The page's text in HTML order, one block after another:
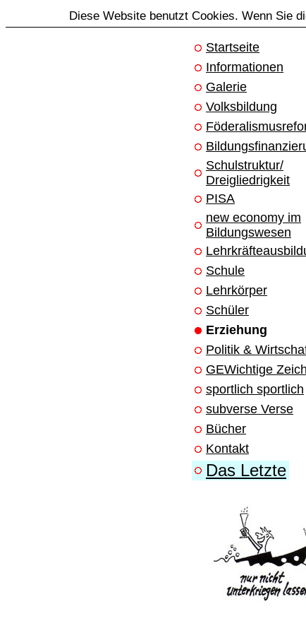
Diese Website benutzt Cookies. Wenn Sie
Startseite
Informationen
Galerie
Volksbildung
Schulstruktur/
Dreigliedrigkeit
PISA
new economy im
Bildungswesen
Schule
Lehrkörper
Schüler
Erziehung
Politik &
GEWichtige
sportlich sportlich
subverse Verse
Bücher
Kontakt
Das Letzte